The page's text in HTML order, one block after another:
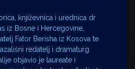
književnica i urednica dr
iz Bosne i Hercegovine,
Fator Berisha iz Kosova te
redatelj i dramaturg
objavio je laureate i